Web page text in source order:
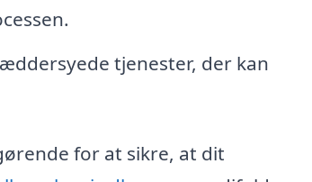
tjenester, der kan
for at sikre, at dit